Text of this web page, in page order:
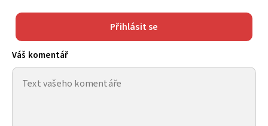
Přihlásit se
Váš komentář